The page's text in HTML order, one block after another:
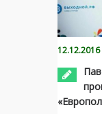
12.12.2016